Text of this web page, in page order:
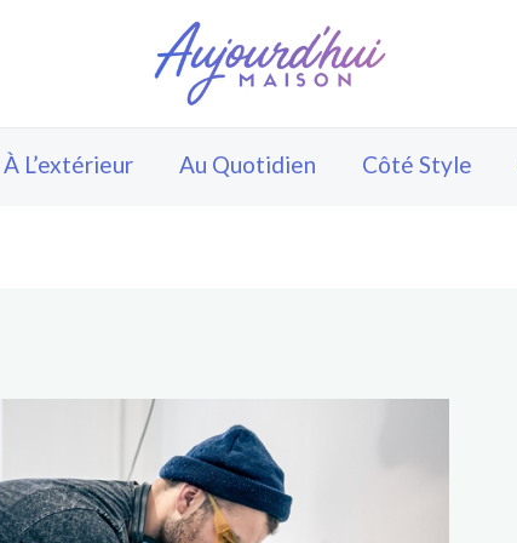
À L’extérieur Au Quotidien Côté Style